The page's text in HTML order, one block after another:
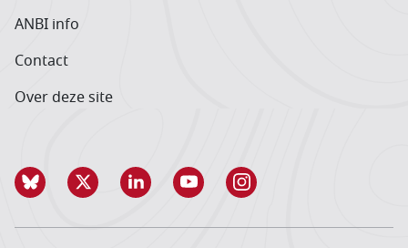
ANBI info
Contact
Over deze site